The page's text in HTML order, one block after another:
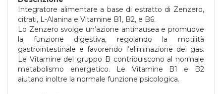
Integratore alimentare a base di estratto di Zenzero,
citrati, L-Alanina e Vitamine B1, B2, e B6.
Lo Zenzero svolge un’azione antinausea e promuove
la funzione digestiva, regolando la motilità
gastrointestinale e favorendo l’eliminazione dei gas.
Le Vitamine del gruppo B contribuiscono al normale
metabolismo energetico. Le Vitamine B1 e B2
aiutano inoltre la normale funzione psicologica.